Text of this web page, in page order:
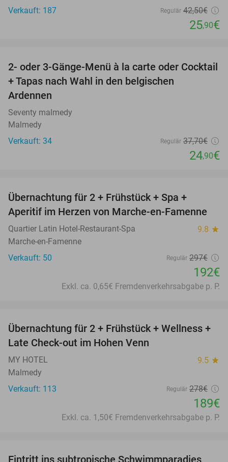
Verkauft: 187
Regulär 42,50€
25,90€
34%
2- oder 3-Gänge-Menü à la carte oder Cocktail
+ Tapas nach Wahl in den belgischen
Ardennen
Seventy malmedy
Malmedy
Verkauft: 34
Regulär 37,70€
24,90€
Übernachtung für 2 + Frühstück + Spa +
Aperitif im Herzen von Marche-en-Famenne
Quartier Latin Hotel-Restaurant-Spa 9.8 star
Marche-en-Famenne
Verkauft: 50
Regulär 297€
192€
Exkl. ca. 0,65€ Fremdenverkehrsabgabe p. P.
32%
Übernachtung für 2 + Frühstück + Wellness +
Late Check-out im Hohen Venn
MY HOTEL 9.5 star
Malmedy
Verkauft: 113
Regulär 278€
189€
Exkl. ca. 1,50€ Fremdenverkehrsabgabe p. P.